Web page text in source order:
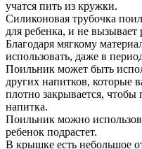
учатся пить из кружки.
Силиконовая трубочка
для ребенка, и не вызывает
Благодаря мягкому
использовать, даже в
Поильник может быть
других напитков, которые
плотно закрывается, чтобы
напитка.
Поильник можно
ребенок подрастет.
В крышке есть небольшое